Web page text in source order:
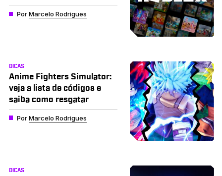
PorMarcelo Rodrigues
DICAS
Anime Fighters Simulator:
veja a lista de códigos e
saiba como resgatar
PorMarcelo Rodrigues
DICAS